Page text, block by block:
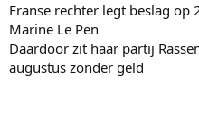
Franse rechter legt beslag
Marine Le Pen
Daardoor zit haar partij
augustus zonder geld